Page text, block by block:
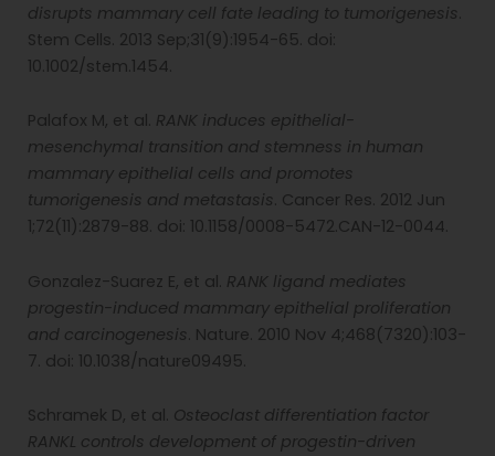
disrupts mammary cell fate leading to tumorigenesis.
Stem Cells. 2013 Sep;31(9):1954-65. doi:
10.1002/stem.1454.
Palafox M, et al. RANK induces epithelial-
mesenchymal transition and stemness in human
mammary epithelial cells and promotes
tumorigenesis and metastasis. Cancer Res. 2012 Jun
1;72(11):2879-88. doi: 10.1158/0008-5472.CAN-12-0044.
Gonzalez-Suarez E, et al. RANK ligand mediates
progestin-induced mammary epithelial proliferation
and carcinogenesis. Nature. 2010 Nov 4;468(7320):103-
7. doi: 10.1038/nature09495.
Schramek D, et al. Osteoclast differentiation factor
RANKL controls development of progestin-driven